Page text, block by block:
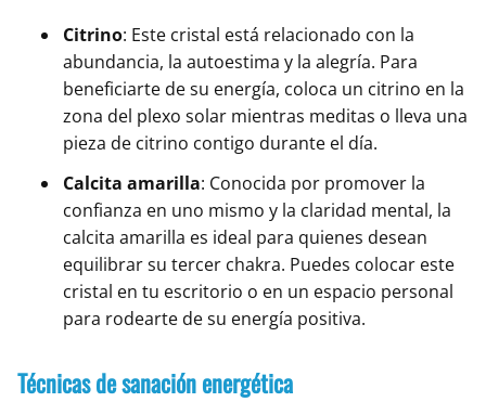
Citrino: Este cristal está relacionado con la
abundancia, la autoestima y la alegría. Para
beneficiarte de su energía, coloca un citrino en la
zona del plexo solar mientras meditas o lleva una
pieza de citrino contigo durante el día.
Calcita amarilla: Conocida por promover la
confianza en uno mismo y la claridad mental, la
calcita amarilla es ideal para quienes desean
equilibrar su tercer chakra. Puedes colocar este
cristal en tu escritorio o en un espacio personal
para rodearte de su energía positiva.
Técnicas de sanación energética